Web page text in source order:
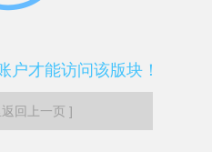
户才能访问该版块！
回上一页 ]